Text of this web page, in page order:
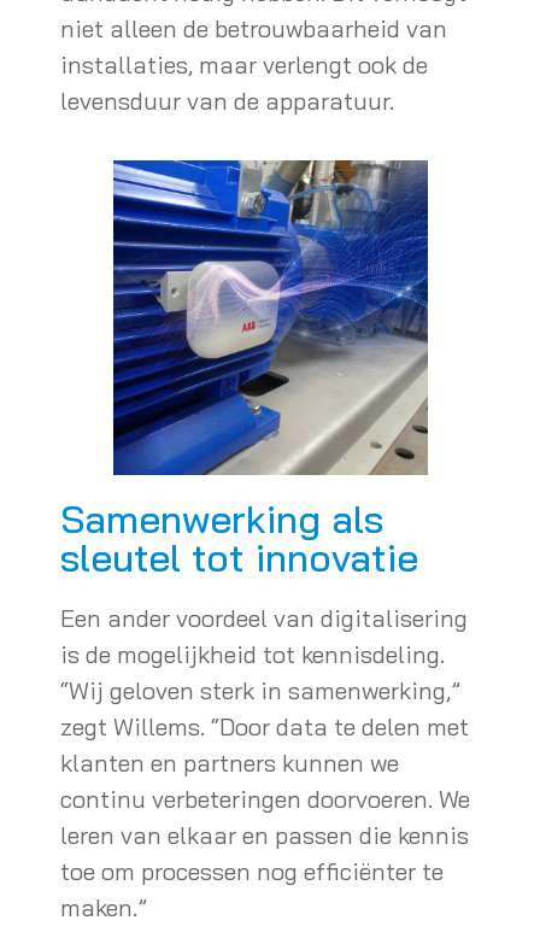
niet alleen de betrouwbaarheid van
installaties, maar verlengt ook de
levensduur van de apparatuur.
Samenwerking als
sleutel tot innovatie
Een ander voordeel van digitalisering
is de mogelijkheid tot kennisdeling.
“Wij geloven sterk in samenwerking,”
zegt Willems. “Door data te delen met
klanten en partners kunnen we
continu verbeteringen doorvoeren. We
leren van elkaar en passen die kennis
toe om processen nog efficiënter te
maken.”